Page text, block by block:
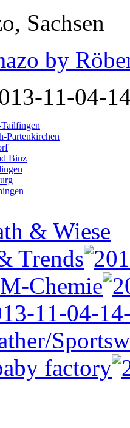
Sachsen
by
Partenkirchen
Binz
& Wiese
Trends
Chemie
factory